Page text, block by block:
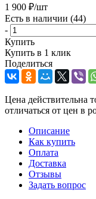
1 900 ₽/шт
Есть в наличии (44)
-
Купить
Купить в 1 клик
Поделиться
Цена действительна
отличаться от цен в
Описание
Как купить
Оплата
Доставка
Отзывы
Задать вопрос